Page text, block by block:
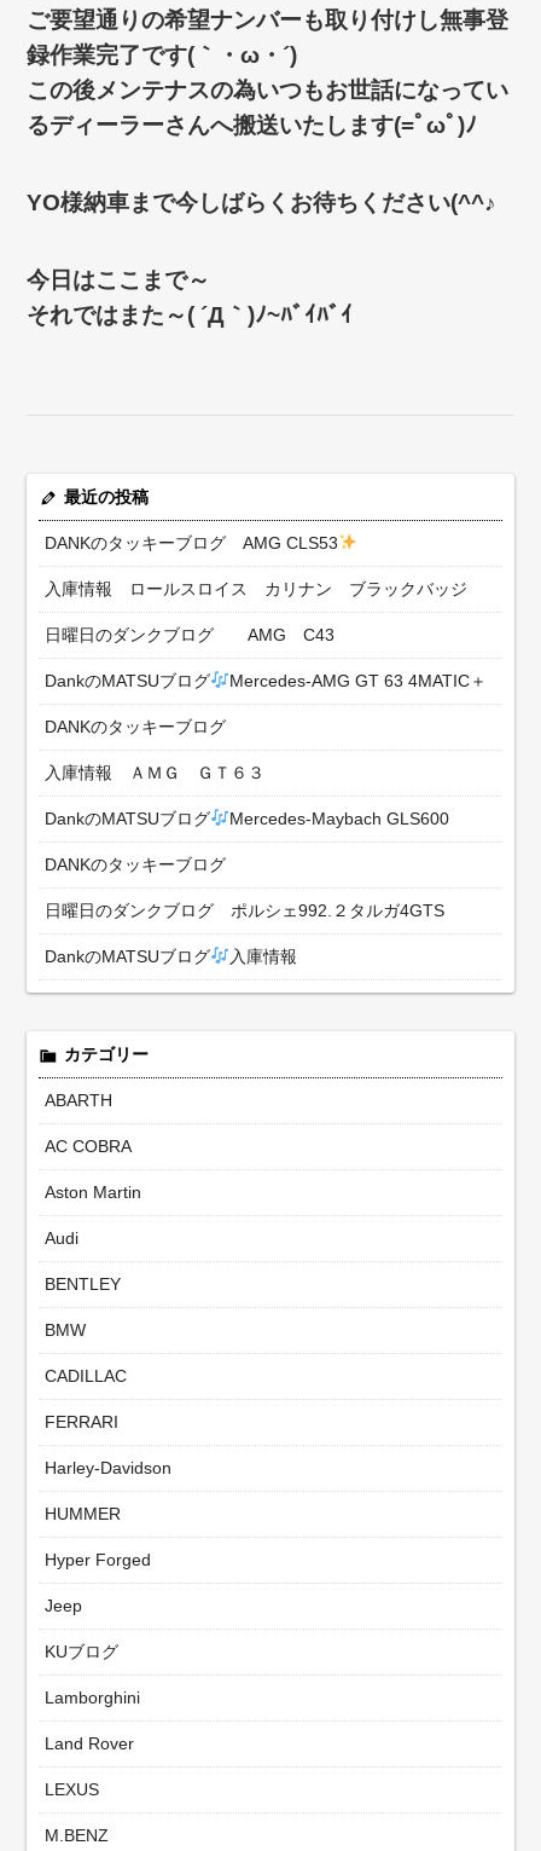
ご要望通りの希望ナンバーも取り付けし無事登
録作業完了です(｀・ω・´)ゞ
この後メンテナスの為いつもお世話になってい
るディーラーさんへ搬送いたします(=ﾟωﾟ)ﾉ
YO様納車まで今しばらくお待ちください(^^♪
今日はここまで～
それではまた～( ´Д｀)ﾉ~ﾊﾞｲﾊﾞｲ
最近の投稿
DANKのタッキーブログ AMG CLS53
入庫情報 ロールスロイス カリナン ブラックバッジ
日曜日のダンクブログ AMG C43
DankのMATSUブログ Mercedes-AMG GT 63 4MATIC＋
DANKのタッキーブログ
入庫情報 ＡＭＧ ＧＴ６３
DankのMATSUブログ Mercedes-Maybach GLS600
DANKのタッキーブログ
日曜日のダンクブログ ポルシェ992.２タルガ4GTS
DankのMATSUブログ 入庫情報
カテゴリー
ABARTH
AC COBRA
Aston Martin
Audi
BENTLEY
BMW
CADILLAC
FERRARI
Harley-Davidson
HUMMER
Hyper Forged
Jeep
KUブログ
Lamborghini
Land Rover
LEXUS
M.BENZ